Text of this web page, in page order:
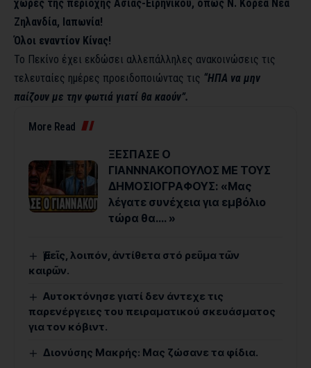
χώρες της περιοχής Ασίας-Ειρηνικού, όπως N. Kορέα Νέα
Ζηλανδία, Ιαπωνία!
Όλοι εναντίον Κίνας!
Το Πεκίνο έχει εκδώσει αλλεπάλληλες ανακοινώσεις τις
τελευταίες ημέρες προειδοποιώντας τις “ΗΠΑ να μην
παίζουν με την φωτιά γιατί θα καούν”.
More Read
ΞΕΣΠΑΣΕ Ο
ΓΙΑΝΝΝΑΚΟΠΟΥΛΟΣ ΜΕ ΤΟΥΣ
ΔΗΜΟΣΙΟΓΡΑΦΟΥΣ: «Μας
λέγατε συνέχεια για εμβόλιο
τώρα θα…. »
Ἐμεῖς, λοιπόν, ἀντίθετα στό ρεῦμα τῶν
καιρῶν.
Αυτοκτόνησε γιατί δεν άντεχε τις
παρενέργειες του πειραματικού σκευάσματος
για τον κόβιντ.
Διονύσης Μακρής: Μας ζώσανε τα φίδια.